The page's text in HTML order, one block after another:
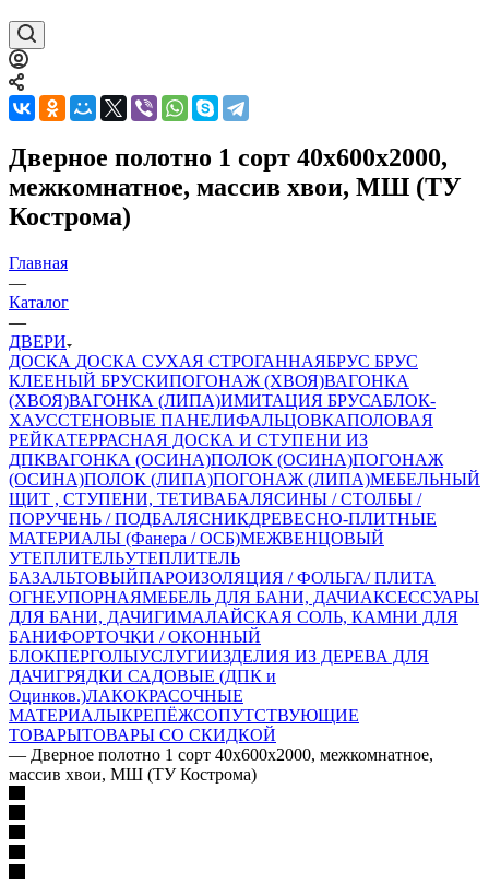
Дверное полотно 1 сорт 40х600х2000,
межкомнатное, массив хвои, МШ (ТУ
Кострома)
Главная
—
Каталог
—
ДВЕРИ
ДОСКА ДОСКА СУХАЯ СТРОГАННАЯБРУС БРУС
КЛЕЕНЫЙ БРУСКИПОГОНАЖ (ХВОЯ)ВАГОНКА
(ХВОЯ)ВАГОНКА (ЛИПА)ИМИТАЦИЯ БРУСАБЛОК-
ХАУССТЕНОВЫЕ ПАНЕЛИФАЛЬЦОВКАПОЛОВАЯ
РЕЙКАТЕРРАСНАЯ ДОСКА И СТУПЕНИ ИЗ
ДПКВАГОНКА (ОСИНА)ПОЛОК (ОСИНА)ПОГОНАЖ
(ОСИНА)ПОЛОК (ЛИПА)ПОГОНАЖ (ЛИПА)МЕБЕЛЬНЫЙ
ЩИТ , СТУПЕНИ, ТЕТИВАБАЛЯСИНЫ / СТОЛБЫ /
ПОРУЧЕНЬ / ПОДБАЛЯСНИКДРЕВЕСНО-ПЛИТНЫЕ
МАТЕРИАЛЫ (Фанера / ОСБ)МЕЖВЕНЦОВЫЙ
УТЕПЛИТЕЛЬУТЕПЛИТЕЛЬ
БАЗАЛЬТОВЫЙПАРОИЗОЛЯЦИЯ / ФОЛЬГА/ ПЛИТА
ОГНЕУПОРНАЯМЕБЕЛЬ ДЛЯ БАНИ, ДАЧИАКСЕССУАРЫ
ДЛЯ БАНИ, ДАЧИГИМАЛАЙСКАЯ СОЛЬ, КАМНИ ДЛЯ
БАНИФОРТОЧКИ / ОКОННЫЙ
БЛОКПЕРГОЛЫУСЛУГИИЗДЕЛИЯ ИЗ ДЕРЕВА ДЛЯ
ДАЧИГРЯДКИ САДОВЫЕ (ДПК и
Оцинков.)ЛАКОКРАСОЧНЫЕ
МАТЕРИАЛЫКРЕПЁЖСОПУТСТВУЮЩИЕ
ТОВАРЫТОВАРЫ СО СКИДКОЙ
— Дверное полотно 1 сорт 40х600х2000, межкомнатное,
массив хвои, МШ (ТУ Кострома)